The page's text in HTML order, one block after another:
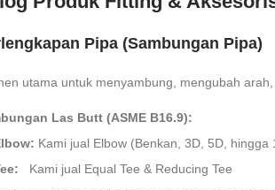
Pipa (Sambungan Pipa)
utama untuk menyambung, mengubah
Las Butt (ASME B16.9):
Kami jual Elbow (Benkan, 3D, 5D,
Kami jual Equal Tee & Reducing Tee